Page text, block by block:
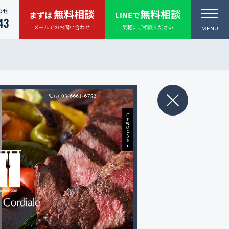
せ まずは無料相談
メールでのお問い合わせ
LINEで無料相談
気軽にご相談ください